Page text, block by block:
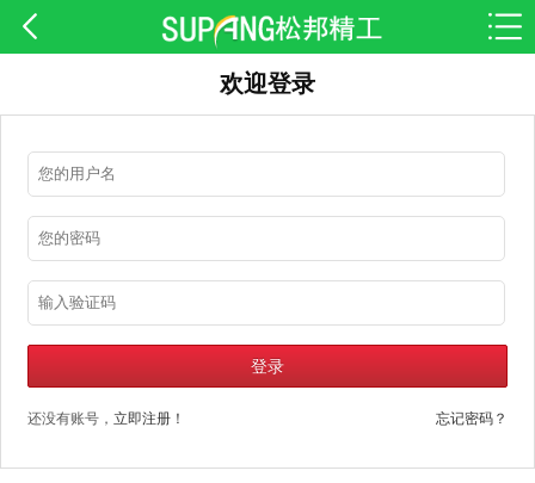
欢迎登录
还没有账号， 立即注册！ 忘记密码？